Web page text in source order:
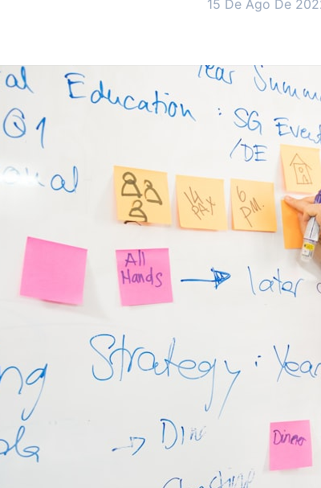
15 De Ago De